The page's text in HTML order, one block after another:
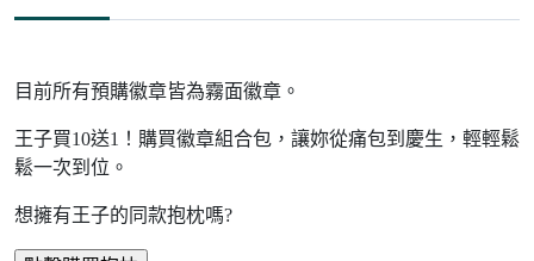
目前所有預購徽章皆為霧面徽章。
王子買10送1！購買徽章組合包，讓妳從痛包到慶生，輕輕鬆
鬆一次到位。
想擁有王子的同款抱枕嗎?